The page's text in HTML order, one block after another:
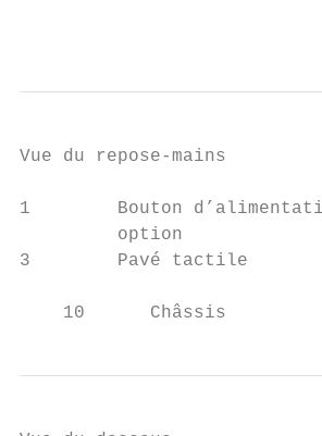
Vue du repose-mains
1        Bouton
         option
3        Pavé tactile
    10      Châssis